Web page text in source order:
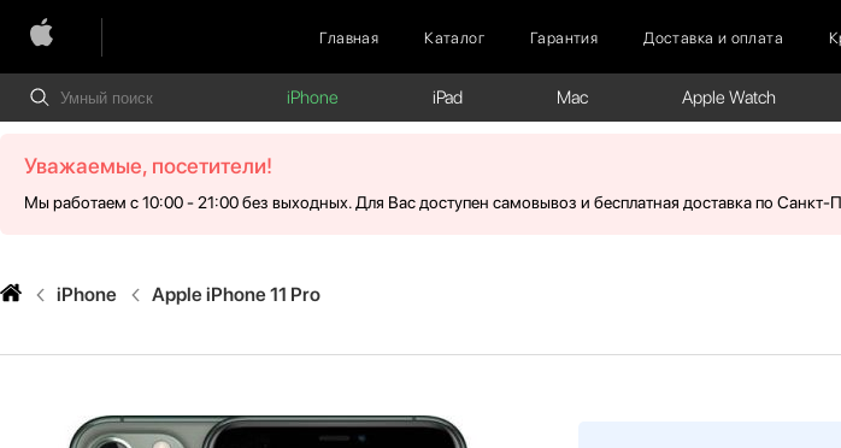
Главная Каталог Гарантия Доставка и оплата
iPhone iPad Mac Apple Watch
Уважаемые, посетители!
Мы работаем с 10:00 - 21:00 без выходных. Для Вас доступен самовывоз и бесплатная доставка по Санкт-
iPhone Apple iPhone 11 Pro